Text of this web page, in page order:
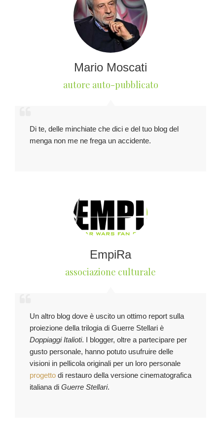
Mario Moscati
autore auto-pubblicato
Di te, delle minchiate che dici e del tuo blog del
menga non me ne frega un accidente.
EmpiRa
associazione culturale
Un altro blog dove è uscito un ottimo report sulla
proiezione della trilogia di Guerre Stellari è
Doppiaggi Italioti. I blogger, oltre a partecipare per
gusto personale, hanno potuto usufruire delle
visioni in pellicola originali per un loro personale
progetto di restauro della versione cinematografica
italiana di Guerre Stellari.